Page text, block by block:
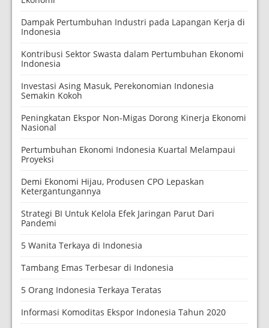
Dampak Pertumbuhan Industri pada Lapangan Kerja di
Indonesia
Kontribusi Sektor Swasta dalam Pertumbuhan Ekonomi
Indonesia
Investasi Asing Masuk, Perekonomian Indonesia
Semakin Kokoh
Peningkatan Ekspor Non-Migas Dorong Kinerja Ekonomi
Nasional
Pertumbuhan Ekonomi Indonesia Kuartal Melampaui
Proyeksi
Demi Ekonomi Hijau, Produsen CPO Lepaskan
Ketergantungannya
Strategi BI Untuk Kelola Efek Jaringan Parut Dari
Pandemi
5 Wanita Terkaya di Indonesia
Tambang Emas Terbesar di Indonesia
5 Orang Indonesia Terkaya Teratas
Informasi Komoditas Ekspor Indonesia Tahun 2020